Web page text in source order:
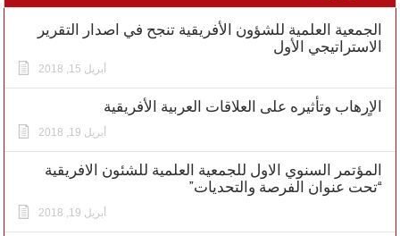
الجمعية العلمية للشؤون الأفريقية تنجح في اصدار التقرير
الاستراتيجي الأول
أبريل 15, 2018
الاٍرهاب وتأثيره على العلاقات العربية الأفريقية
أبريل 19, 2018
المؤتمر السنوي الاول للجمعية العلمية للشئون الافريقية
“تحت عنوان الفرصة والتحديات”
أبريل 19, 2018